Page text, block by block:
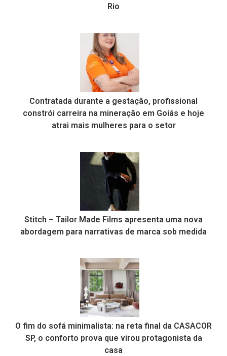
Rio
Contratada durante a gestação, profissional
constrói carreira na mineração em Goiás e hoje
atrai mais mulheres para o setor
Stitch – Tailor Made Films apresenta uma nova
abordagem para narrativas de marca sob medida
O fim do sofá minimalista: na reta final da CASACOR
SP, o conforto prova que virou protagonista da
casa